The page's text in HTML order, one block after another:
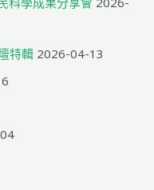
特輯 2026-04-13